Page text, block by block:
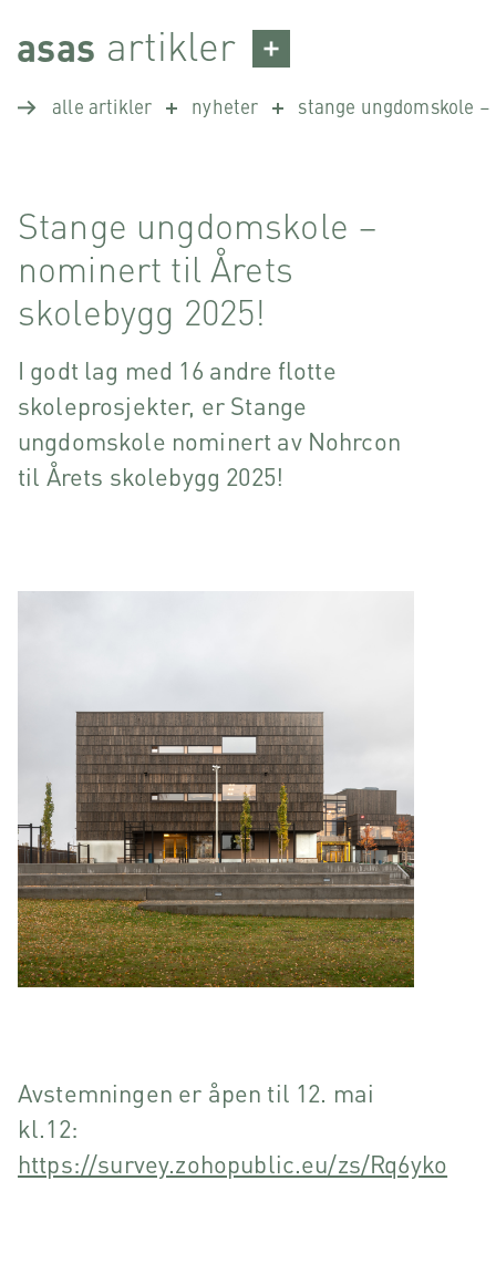
content
asas artikler
alle artikler nyheter stange ungdomskole
Stange ungdomskole –
nominert til Årets
skolebygg 2025!
I godt lag med 16 andre flotte
skoleprosjekter, er Stange
ungdomskole nominert av Nohrcon
til Årets skolebygg 2025!
Avstemningen er åpen til 12. mai
kl.12:
https://survey.zohopublic.eu/zs/Rq6yko